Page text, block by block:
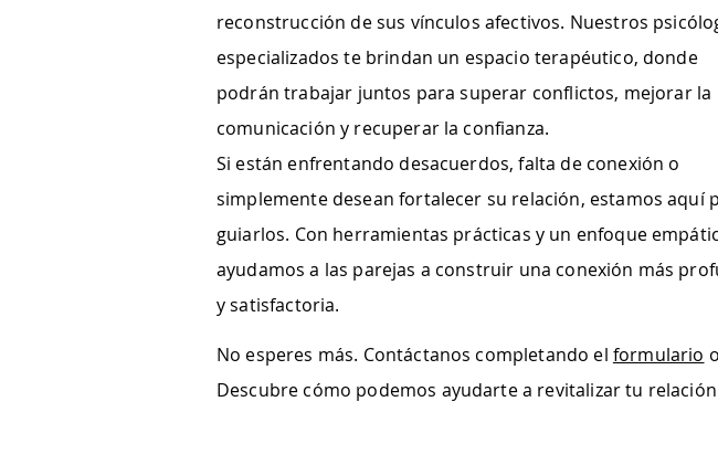
reconstrucción de sus vínculos afectivos. Nuestros
especializados te brindan un espacio terapéutico, donde
podrán trabajar juntos para superar conflictos, mejorar la
comunicación y recuperar la confianza.
Si están enfrentando desacuerdos, falta de conexión o
simplemente desean fortalecer su relación, estamos aquí
guiarlos. Con herramientas prácticas y un enfoque
ayudamos a las parejas a construir una conexión más
y satisfactoria.
No esperes más. Contáctanos completando el formulario
Descubre cómo podemos ayudarte a revitalizar tu